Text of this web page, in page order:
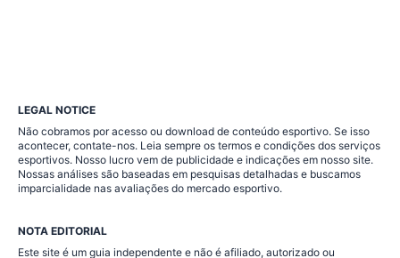
LEGAL NOTICE
Não cobramos por acesso ou download de conteúdo esportivo. Se isso
acontecer, contate-nos. Leia sempre os termos e condições dos serviços
esportivos. Nosso lucro vem de publicidade e indicações em nosso site.
Nossas análises são baseadas em pesquisas detalhadas e buscamos
imparcialidade nas avaliações do mercado esportivo.
NOTA EDITORIAL
Este site é um guia independente e não é afiliado, autorizado ou